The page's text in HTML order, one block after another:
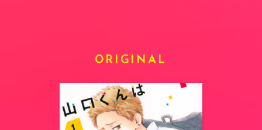
ORIGINAL